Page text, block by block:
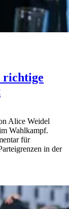
richtige
Alice Weidel
Wahlkampf.
für
in der